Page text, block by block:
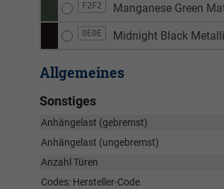
F2F2 Manganese Green
0E0E Midnight Black
Allgemeines
Sonstiges
Anhängelast (gebremst)
Anhängelast (ungebremst)
Anzahl Türen
Codes: Hersteller-Code